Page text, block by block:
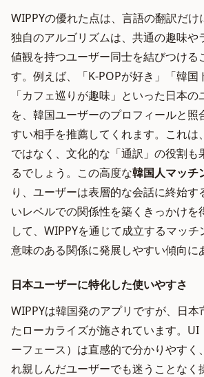
WIPPYの優れた点は、言語の翻訳だけ
独自のアルゴリズムは、共通の趣味や
値観を持つユーザー同士を結びつける
す。例えば、「K-POPが好き」「韓国
「カフェ巡りが趣味」といった日本
を、韓国ユーザーのプロフィールと照
すい相手を推薦してくれます。これは
ではなく、文化的な「通訳」の役割も
るでしょう。この高度な韓国人マッチ
り、ユーザーは表層的な会話に終始す
いレベルでの関係性を築くきっかけを
して、WIPPYを通じて成立するマッ
意味のある関係に発展しやすい傾向に
日本ユーザーに特化した使いやすさ
WIPPYは韓国発のアプリですが、日本
たローカライズが施されています。UI
ーフェース）は直感的で分かりやすく
れ親しんだユーザーでも迷うことなく